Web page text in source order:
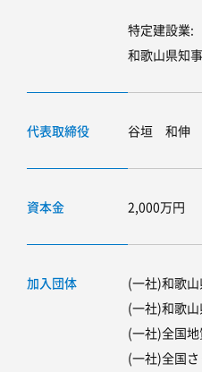
特定建設業
和歌山県知
代表取締役 谷垣 和伸
資本金 2,000万円
加入団体
(一社)和歌
(一社)和歌
(一社)全国
(一社)全国